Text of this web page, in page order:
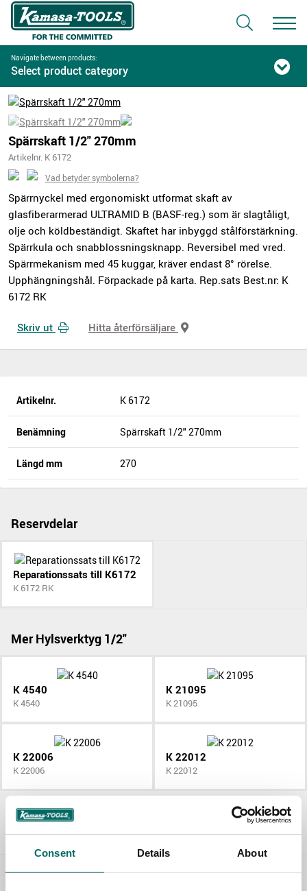
Consent Details About
Navigate between products:
Select product category
Spärrskaft 1/2" 270mm
Artikelnr. K 6172
Vad betyder symbolerna?
Spärrnyckel med ergonomiskt utformat skaft av
glasfiberarmerad ULTRAMID B (BASF-reg.) som är slagtåligt,
olje och köldbeständigt. Skaftet har inbyggd stålförstärkning.
Spärrkula och snabblossningsknapp. Reversibel med vred.
Spärrmekanism med 45 kuggar, kräver endast 8° rörelse.
Upphängningshål. Förpackade på karta. Rep.sats Best.nr: K
6172 RK
Skriv ut Hitta återförsäljare
Artikelnr. K 6172
Benämning Spärrskaft 1/2" 270mm
Längd mm 270
Reservdelar
Reparationssats till K6172
K 6172 RK
Mer Hylsverktyg 1/2"
K 4540
K 4540
K 21095
K 21095
K 22006
K 22006
K 22012
K 22012
Allt Hylsverktyg 1/2"